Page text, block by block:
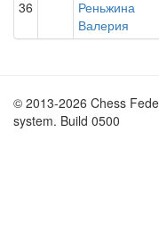
36
Реньжина
Валерия
© 2013-2026 Chess
system. Build 0500